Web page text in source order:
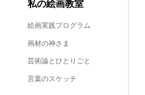
私の絵画教室
絵画実践プログラム
画材の神さま
芸術論とひとりごと
言葉のスケッチ